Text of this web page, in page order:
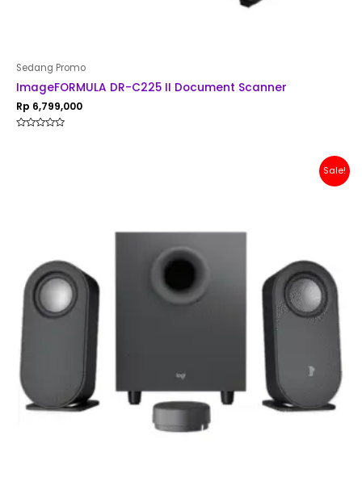
Sedang Promo
ImageFORMULA DR-C225 II Document Scanner
Rp 6,799,000
Sale!